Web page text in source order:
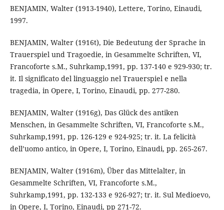
BENJAMIN, Walter (1913-1940), Lettere, Torino, Einaudi,
1997.
BENJAMIN, Walter (1916t), Die Bedeutung der Sprache in
Trauerspiel und Tragoedie, in Gesammelte Schriften, VI,
Francoforte s.M., Suhrkamp,1991, pp. 137-140 e 929-930; tr.
it. Il significato del linguaggio nel Trauerspiel e nella
tragedia, in Opere, I, Torino, Einaudi, pp. 277-280.
BENJAMIN, Walter (1916g), Das Glück des antiken
Menschen, in Gesammelte Schriften, VI, Francoforte s.M.,
Suhrkamp,1991, pp. 126-129 e 924-925; tr. it. La felicità
dell’uomo antico, in Opere, I, Torino, Einaudi, pp. 265-267.
BENJAMIN, Walter (1916m), Über das Mittelalter, in
Gesammelte Schriften, VI, Francoforte s.M.,
Suhrkamp,1991, pp. 132-133 e 926-927; tr. it. Sul Medioevo,
in Opere, I, Torino, Einaudi, pp 271-72.